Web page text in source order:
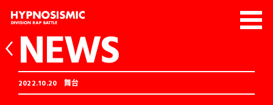
NEWS
2022.10.20 舞台